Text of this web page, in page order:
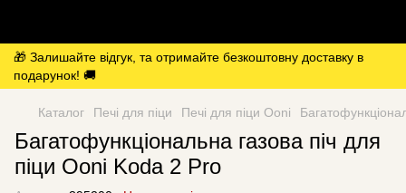
🎁 Залишайте відгук, та отримайте безкоштовну доставку в
подарунок! 🚚
Каталог Печі для піци Печі для піци Ooni
Багатофункціональна газова піч для
піци Ooni Koda 2 Pro